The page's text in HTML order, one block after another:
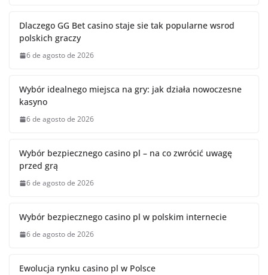
Dlaczego GG Bet casino staje sie tak popularne wsrod
polskich graczy
6 de agosto de 2026
Wybór idealnego miejsca na gry: jak działa nowoczesne
kasyno
6 de agosto de 2026
Wybór bezpiecznego casino pl – na co zwrócić uwagę
przed grą
6 de agosto de 2026
Wybór bezpiecznego casino pl w polskim internecie
6 de agosto de 2026
Ewolucja rynku casino pl w Polsce